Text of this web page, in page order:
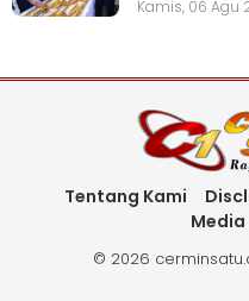
Kamis, 06 Agu
Tentang Kami
Media
© 2026